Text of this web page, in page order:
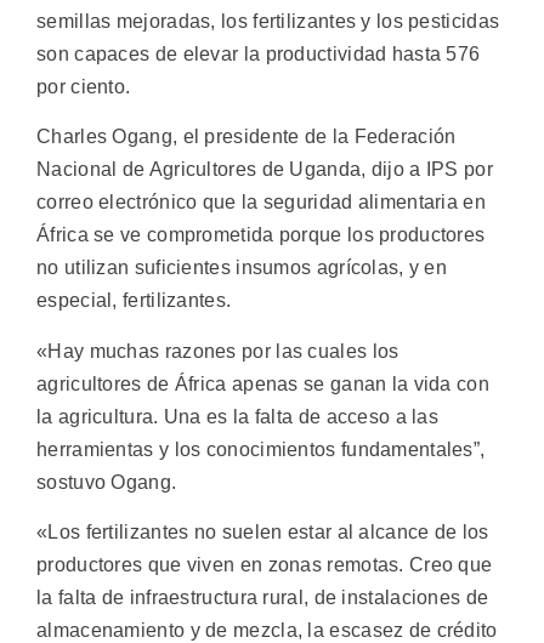
semillas mejoradas, los fertilizantes y los pesticidas
son capaces de elevar la productividad hasta 576
por ciento.
Charles Ogang, el presidente de la Federación
Nacional de Agricultores de Uganda, dijo a IPS por
correo electrónico que la seguridad alimentaria en
África se ve comprometida porque los productores
no utilizan suficientes insumos agrícolas, y en
especial, fertilizantes.
«Hay muchas razones por las cuales los
agricultores de África apenas se ganan la vida con
la agricultura. Una es la falta de acceso a las
herramientas y los conocimientos fundamentales”,
sostuvo Ogang.
«Los fertilizantes no suelen estar al alcance de los
productores que viven en zonas remotas. Creo que
la falta de infraestructura rural, de instalaciones de
almacenamiento y de mezcla, la escasez de crédito